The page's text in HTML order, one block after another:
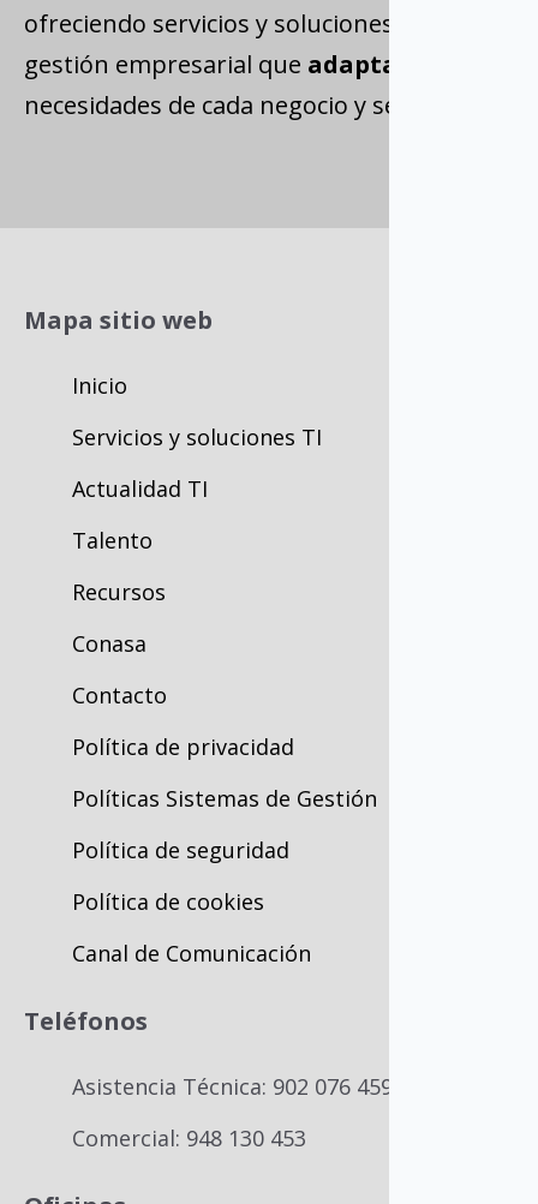
ofreciendo servicios y soluciones de
gestión empresarial que adaptamos
necesidades de cada negocio y sector.
Mapa sitio web
Inicio
Servicios y soluciones TI
Actualidad TI
Talento
Recursos
Conasa
Contacto
Política de privacidad
Políticas Sistemas de Gestión
Política de seguridad
Política de cookies
Canal de Comunicación
Teléfonos
Asistencia Técnica: 902 076 459
Comercial: 948 130 453